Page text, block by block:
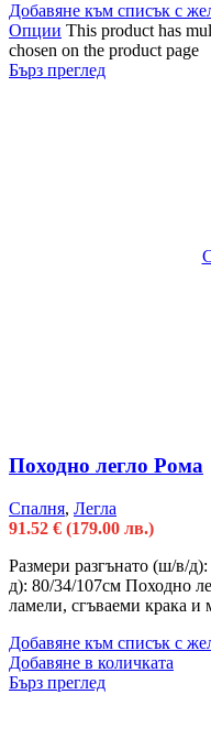
Добавяне към списък с
Опции This product has
chosen on the product page
Бърз преглед
Походно легло Рома
Спалня, Легла
91.52 € (179.00 лв.)
Размери разгънато (ш/в/
д): 80/34/107см Походно
ламели, сгъваеми крака и
Добавяне към списък с
Добавяне в количката
Бърз преглед